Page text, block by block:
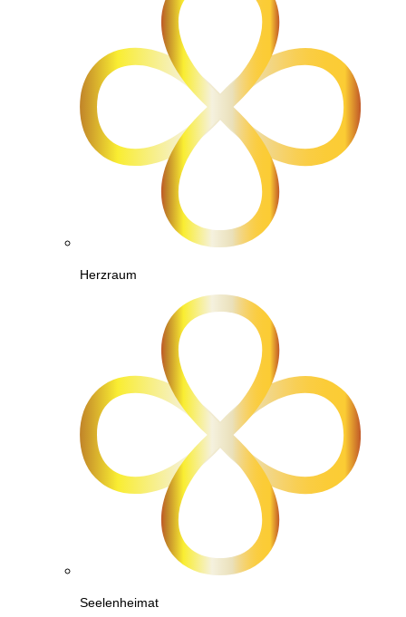
Herzraum
Seelenheimat